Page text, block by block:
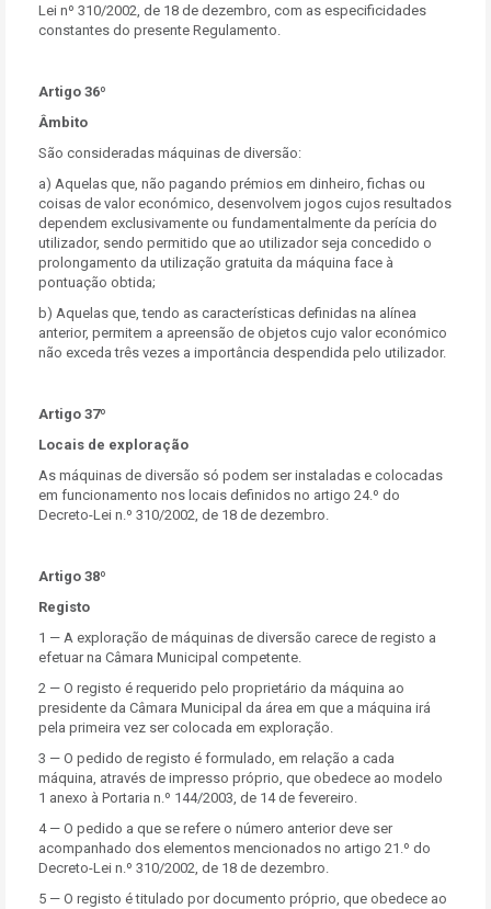
Lei nº 310/2002, de 18 de dezembro, com as especificidades
constantes do presente Regulamento.
Artigo 36º
Âmbito
São consideradas máquinas de diversão:
a) Aquelas que, não pagando prémios em dinheiro, fichas ou
coisas de valor económico, desenvolvem jogos cujos resultados
dependem exclusivamente ou fundamentalmente da perícia do
utilizador, sendo permitido que ao utilizador seja concedido o
prolongamento da utilização gratuita da máquina face à
pontuação obtida;
b) Aquelas que, tendo as características definidas na alínea
anterior, permitem a apreensão de objetos cujo valor económico
não exceda três vezes a importância despendida pelo utilizador.
Artigo 37º
Locais de exploração
As máquinas de diversão só podem ser instaladas e colocadas
em funcionamento nos locais definidos no artigo 24.º do
Decreto-Lei n.º 310/2002, de 18 de dezembro.
Artigo 38º
Registo
1 — A exploração de máquinas de diversão carece de registo a
efetuar na Câmara Municipal competente.
2 — O registo é requerido pelo proprietário da máquina ao
presidente da Câmara Municipal da área em que a máquina irá
pela primeira vez ser colocada em exploração.
3 — O pedido de registo é formulado, em relação a cada
máquina, através de impresso próprio, que obedece ao modelo
1 anexo à Portaria n.º 144/2003, de 14 de fevereiro.
4 — O pedido a que se refere o número anterior deve ser
acompanhado dos elementos mencionados no artigo 21.º do
Decreto-Lei n.º 310/2002, de 18 de dezembro.
5 — O registo é titulado por documento próprio, que obedece ao